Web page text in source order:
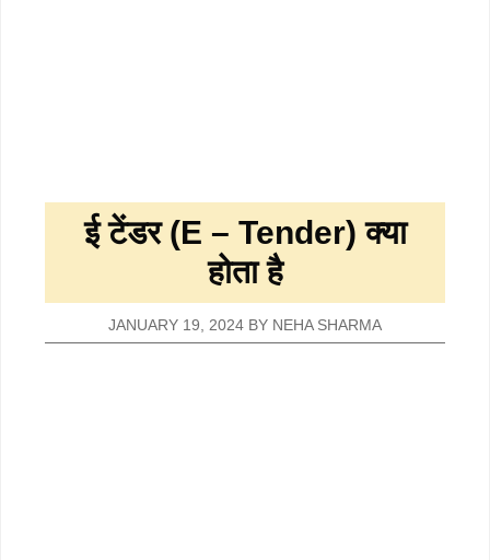
ई टेंडर (E – Tender) क्या
होता है
JANUARY 19, 2024 BY NEHA SHARMA